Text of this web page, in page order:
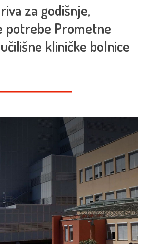
za godišnje,
potrebe Prometne
kliničke bolnice